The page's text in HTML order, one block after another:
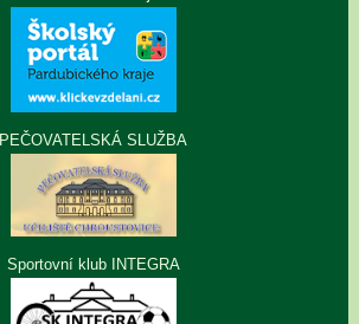
PEČOVATELSKÁ SLUŽBA
Sportovní klub INTEGRA